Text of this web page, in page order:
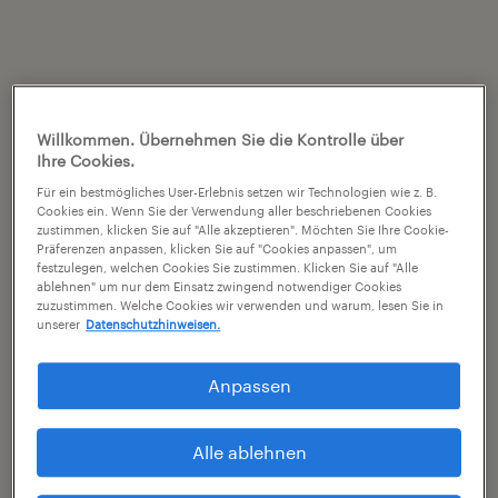
Willkommen. Übernehmen Sie die Kontrolle über
Ihre Cookies.
Für ein bestmögliches User-Erlebnis setzen wir Technologien wie z. B.
Cookies ein. Wenn Sie der Verwendung aller beschriebenen Cookies
zustimmen, klicken Sie auf "Alle akzeptieren". Möchten Sie Ihre Cookie-
Präferenzen anpassen, klicken Sie auf "Cookies anpassen", um
festzulegen, welchen Cookies Sie zustimmen. Klicken Sie auf "Alle
ablehnen" um nur dem Einsatz zwingend notwendiger Cookies
zuzustimmen. Welche Cookies wir verwenden und warum, lesen Sie in
unserer Datenschutzhinweisen.
Anpassen
Alle ablehnen